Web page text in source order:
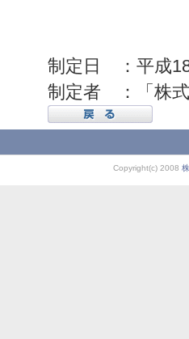
制定日 ：平成
制定者 ：「株
Copyright(c) 2008